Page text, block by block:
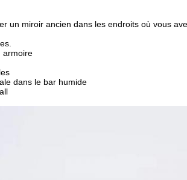
un miroir ancien dans les endroits où vous
armoire
dans le bar humide